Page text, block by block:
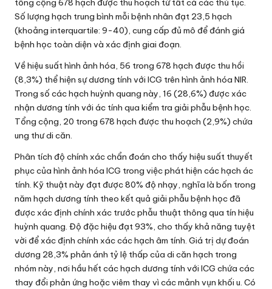
tổng cộng 678 hạch được thu hoạch từ tất cả các thủ tục.
Số lượng hạch trung bình mỗi bệnh nhân đạt 23,5 hạch
(khoảng interquartile: 9-40), cung cấp đủ mô để đánh giá
bệnh học toàn diện và xác định giai đoạn.
Về hiệu suất hình ảnh hóa, 56 trong 678 hạch được thu hồi
(8,3%) thể hiện sự dương tính với ICG trên hình ảnh hóa NIR.
Trong số các hạch huỳnh quang này, 16 (28,6%) được xác
nhận dương tính với ác tính qua kiểm tra giải phẫu bệnh học.
Tổng cộng, 20 trong 678 hạch được thu hoạch (2,9%) chứa
ung thư di căn.
Phân tích độ chính xác chẩn đoán cho thấy hiệu suất thuyết
phục của hình ảnh hóa ICG trong việc phát hiện các hạch ác
tính. Kỹ thuật này đạt được 80% độ nhạy, nghĩa là bốn trong
năm hạch dương tính theo kết quả giải phẫu bệnh học đã
được xác định chính xác trước phẫu thuật thông qua tín hiệu
huỳnh quang. Độ đặc hiệu đạt 93%, cho thấy khả năng tuyệt
vời để xác định chính xác các hạch âm tính. Giá trị dự đoán
dương 28,3% phản ánh tỷ lệ thấp của di căn hạch trong
nhóm này, nơi hầu hết các hạch dương tính với ICG chứa các
thay đổi phản ứng hoặc viêm thay vì các mảnh vụn khối u. Có